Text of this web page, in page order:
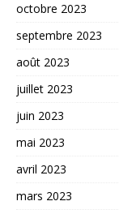
octobre 2023
septembre 2023
août 2023
juillet 2023
juin 2023
mai 2023
avril 2023
mars 2023